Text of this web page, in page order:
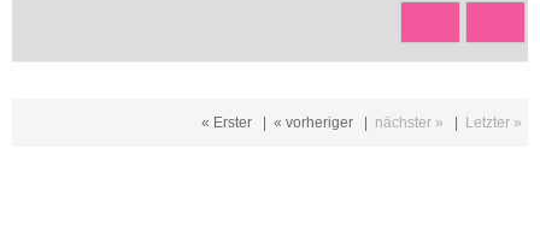
« Erster | « vorheriger | nächster » | Letzter »